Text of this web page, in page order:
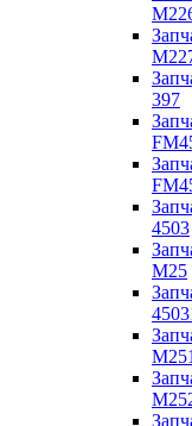
397
4503
M25
M251